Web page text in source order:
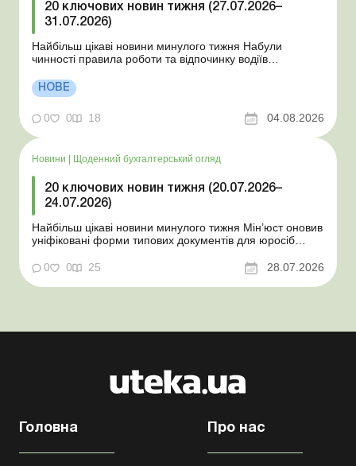
20 ключових новин тижня (27.07.2026–
31.07.2026)
Найбільш цікаві новини минулого тижня Набули
чинності правила роботи та відпочинку водіїв
стан Для сільгосппідприємств і ФОП запроваджено нові
одноразові статистичні форми З 2 серпня змінюється
порядок зарахування окремих періодів роботи до стр...
НОВЕ
0 0 18 04.08.2026
Новини Щоденний бухгалтерський огляд
20 ключових новин тижня (20.07.2026–
24.07.2026)
Найбільш цікаві новини минулого тижня Мін’юст оновив
уніфіковані форми типових документів для юросіб
координаційного центру з організації бронювання У
працівника виявлено статус «у розшуку»: що потрібно
знати роботодавцям Закон про ВП...
0 0 25 28.07.2026
Головна Про нас